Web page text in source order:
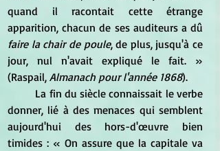
quand il racontait cette étrange
faire la chair de poule, de plus, jusqu'à ce
jour, nul n'avait expliqué le fait. »
(Raspail, Almanach pour l'année 1868).
donner, lié à des menaces qui semblent
aujourd'hui des hors-d'œuvre bien
timides : « On assure que la capitale va